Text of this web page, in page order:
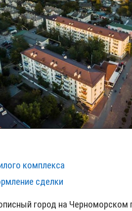
комплекса
сделки
город на Черноморском